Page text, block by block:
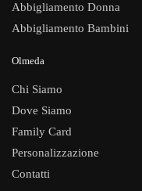
Abbigliamento Donna
Abbigliamento Bambini
Olmeda
Chi Siamo
Dove Siamo
Family Card
Personalizzazione
Contatti